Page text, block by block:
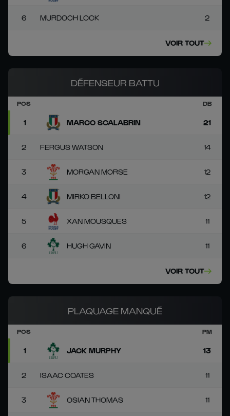
6 MURDOCH LOCK 2
VOIR TOUT
DÉFENSEUR BATTU
POS DB
1 MARCO SCALABRIN 21
2 FERGUS WATSON 14
3 MORGAN MORSE 12
4 MIRKO BELLONI 12
5 XAN MOUSQUES 11
6 HUGH GAVIN 11
VOIR TOUT
PLAQUAGE MANQUÉ
POS PM
1 JACK MURPHY 13
2 ISAAC COATES 11
3 OSIAN THOMAS 11